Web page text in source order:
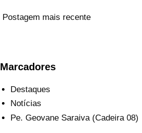
Postagem mais recente
Marcadores
Destaques
Notícias
Pe. Geovane Saraiva (Cadeira 08)